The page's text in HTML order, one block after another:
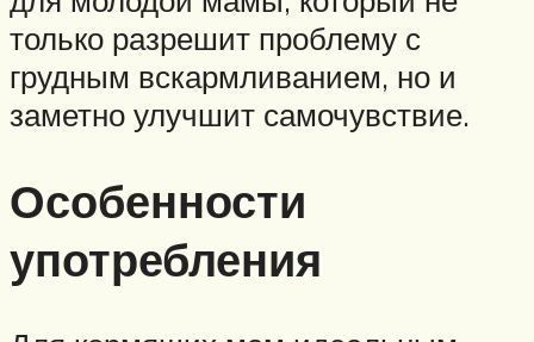
только разрешит проблему с
грудным вскармливанием, но и
заметно улучшит самочувствие.
Особенности
употребления